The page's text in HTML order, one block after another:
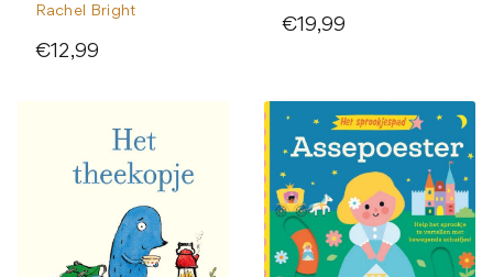
Rachel Bright
€12,99
€19,99